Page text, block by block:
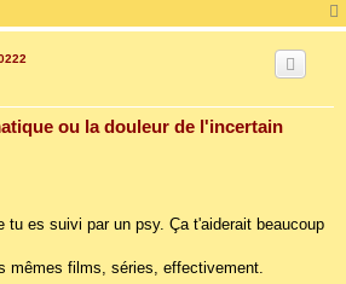
ou la douleur de l'incertain
tu es suivi par un psy. Ça t'aiderait beaucoup
mêmes films, séries, effectivement.